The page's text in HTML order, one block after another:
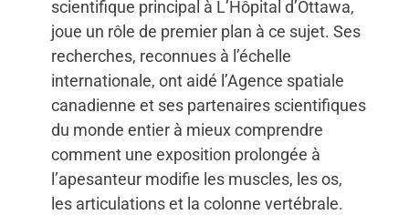
scientifique principal à L’Hôpital d’Ottawa,
joue un rôle de premier plan à ce sujet. Ses
recherches, reconnues à l’échelle
internationale, ont aidé l’Agence spatiale
canadienne et ses partenaires scientifiques
du monde entier à mieux comprendre
comment une exposition prolongée à
l’apesanteur modifie les muscles, les os,
les articulations et la colonne vertébrale.